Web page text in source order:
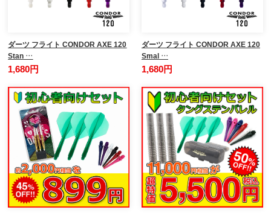
ダーツ フライト CONDOR AXE 120
Stan …
1,680円
ダーツ フライト CONDOR AXE 120
Smal …
1,680円